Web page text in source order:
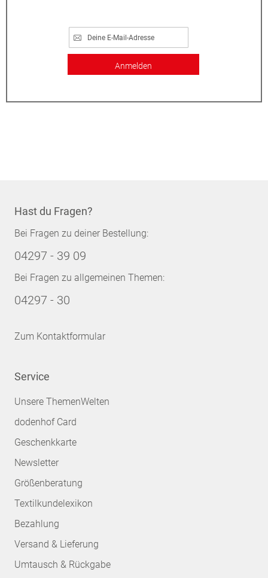
Anmelden
Hast du Fragen?
Bei Fragen zu deiner Bestellung:
04297 - 39 09
Bei Fragen zu allgemeinen Themen:
04297 - 30
Zum Kontaktformular
Service
Unsere ThemenWelten
dodenhof Card
Geschenkkarte
Newsletter
Größenberatung
Textilkundelexikon
Bezahlung
Versand & Lieferung
Umtausch & Rückgabe